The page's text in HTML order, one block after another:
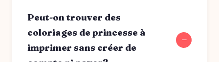
Peut-on trouver des
coloriages de princesse à
imprimer sans créer de